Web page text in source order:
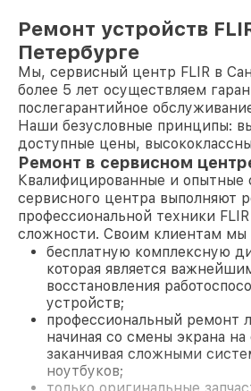
Ремонт устройств
Петербурге
Мы, сервисный центр FLIR в
более 5 лет осуществляем
послегарантийное
Наши безусловные принципы:
доступные цены,
Ремонт в сервисном
Квалифицированные и опытные
сервисного центра выполняют
профессиональной техники
сложности. Своим клиентам мы
бесплатную комплексную
которая является
восстановления
устройств;
профессиональный ремонт
начиная со смены экрана
заканчивая сложными
ноутбуков;